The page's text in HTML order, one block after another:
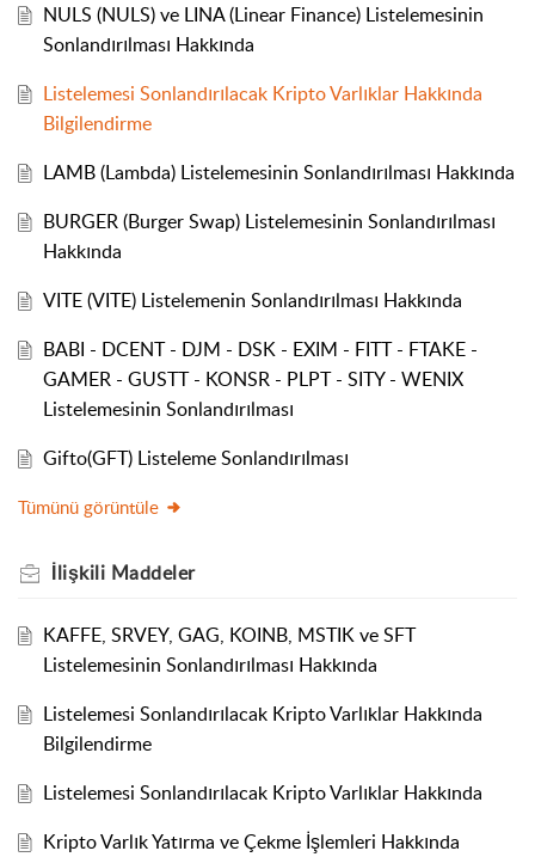
NULS (NULS) ve LINA (Linear Finance) Listelemesinin
Sonlandırılması Hakkında
Listelemesi Sonlandırılacak Kripto Varlıklar Hakkında
Bilgilendirme
LAMB (Lambda) Listelemesinin Sonlandırılması Hakkında
BURGER (Burger Swap) Listelemesinin Sonlandırılması
Hakkında
VITE (VITE) Listelemenin Sonlandırılması Hakkında
BABI - DCENT - DJM - DSK - EXIM - FITT - FTAKE -
GAMER - GUSTT - KONSR - PLPT - SITY - WENIX
Listelemesinin Sonlandırılması
Gifto(GFT) Listeleme Sonlandırılması
Tümünü görüntüle
İlişkili Maddeler
KAFFE, SRVEY, GAG, KOINB, MSTIK ve SFT
Listelemesinin Sonlandırılması Hakkında
Listelemesi Sonlandırılacak Kripto Varlıklar Hakkında
Bilgilendirme
Listelemesi Sonlandırılacak Kripto Varlıklar Hakkında
Kripto Varlık Yatırma ve Çekme İşlemleri Hakkında